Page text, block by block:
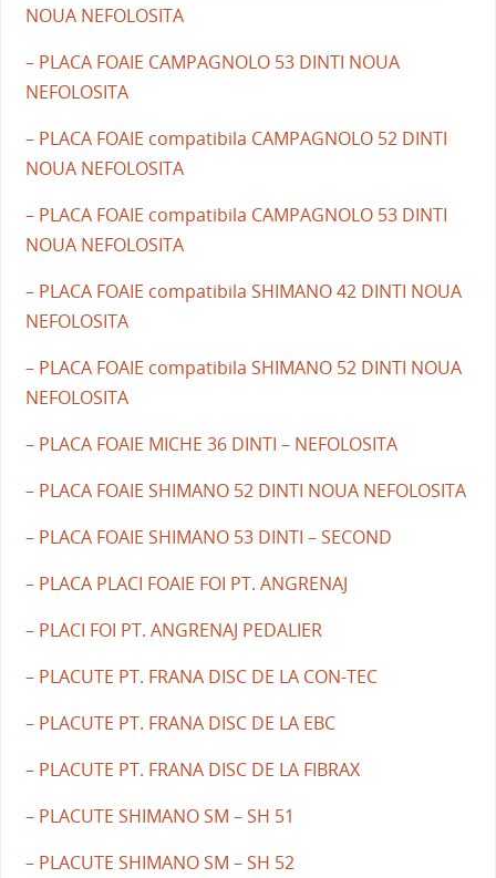
NOUA NEFOLOSITA
– PLACA FOAIE CAMPAGNOLO 53 DINTI NOUA
NEFOLOSITA
– PLACA FOAIE compatibila CAMPAGNOLO 52 DINTI
NOUA NEFOLOSITA
– PLACA FOAIE compatibila CAMPAGNOLO 53 DINTI
NOUA NEFOLOSITA
– PLACA FOAIE compatibila SHIMANO 42 DINTI NOUA
NEFOLOSITA
– PLACA FOAIE compatibila SHIMANO 52 DINTI NOUA
NEFOLOSITA
– PLACA FOAIE MICHE 36 DINTI – NEFOLOSITA
– PLACA FOAIE SHIMANO 52 DINTI NOUA NEFOLOSITA
– PLACA FOAIE SHIMANO 53 DINTI – SECOND
– PLACA PLACI FOAIE FOI PT. ANGRENAJ
– PLACI FOI PT. ANGRENAJ PEDALIER
– PLACUTE PT. FRANA DISC DE LA CON-TEC
– PLACUTE PT. FRANA DISC DE LA EBC
– PLACUTE PT. FRANA DISC DE LA FIBRAX
– PLACUTE SHIMANO SM – SH 51
– PLACUTE SHIMANO SM – SH 52